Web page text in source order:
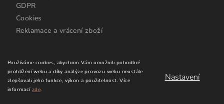
Používáme cookies, abychom Vám umožnili pohodlné
prohlížení webu a díky analýze provozu webu neustále
zlepšovali jeho funkce, výkon a použitelnost.Více
informacízde.
Nastavení
GDPR
Cookies
Reklamace a vrácení zboží